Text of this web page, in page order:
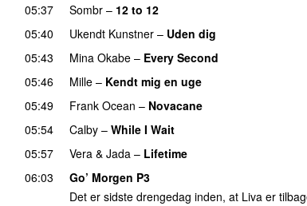
05:37
Sombr – 12 to 12
05:40
Ukendt Kunstner – Uden dig
05:43
Mina Okabe – Every Second
05:46
Mille – Kendt mig en uge
05:49
Frank Ocean – Novacane
05:54
Calby – While I Wait
05:57
Vera & Jada – Lifetime
06:03
Go’ Morgen P3
Det er sidste drengedag inden, at Liva er